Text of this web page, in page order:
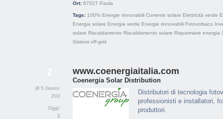
Ort: 87027 Paola
Tags: 100% Energie rinnovabili Corrente solare Elettricità verde
Energia solare Energia verde Energie rinnovabili Fotovoltaico
solare Riscaldamento Riscaldamento solare Risparmiare energia
Sistemi off-grid
Ø 5 Giorni:
203
Oggi:
2
www.coenergiaitalia.com
Coenergia Solar Distribution
Distributori di tecnologia
professionisti e installatori,
produttori.